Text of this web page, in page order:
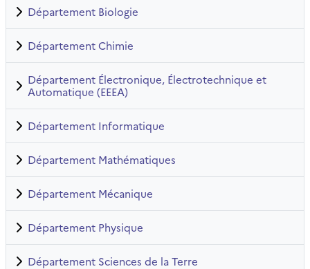
Département Biologie
Département Chimie
Département Électronique, Électrotechnique et
Automatique (EEEA)
Département Informatique
Département Mathématiques
Département Mécanique
Département Physique
Département Sciences de la Terre